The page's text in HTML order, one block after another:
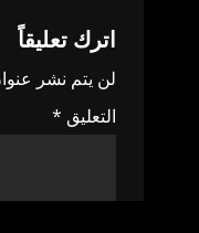
اترك تعليقاً
لن يتم نشر
التعليق *